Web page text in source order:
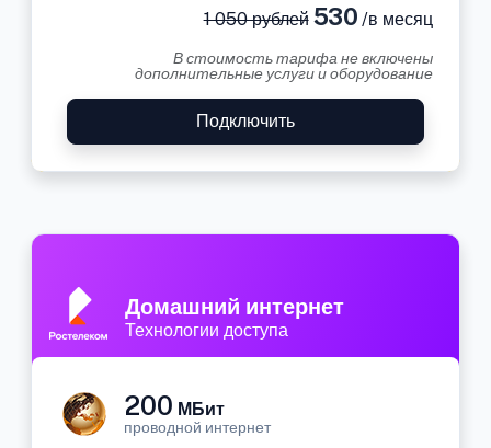
1 050 рублей530 /в месяц
В стоимость тарифа не включены
дополнительные услуги и оборудование
Подключить
Домашний интернет
Технологии доступа
200 МБит
проводной интернет